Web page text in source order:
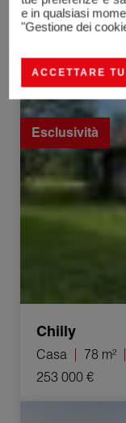
Frangy
248 000 €
Vendita Casa
Esclusività
Chilly
Casa 78 m²
253 000 €
Vendita Casa
e in qualsiasi
"Gestione dei
ACCETTARE